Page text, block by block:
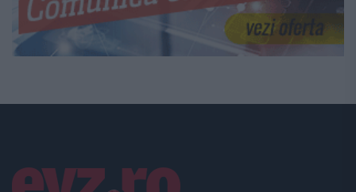
Linkuri utile